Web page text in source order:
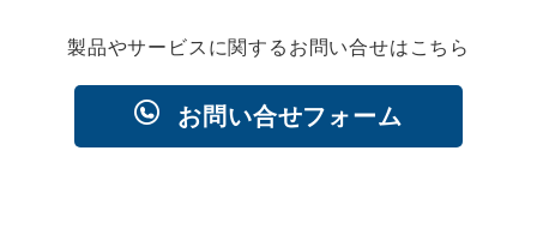
製品やサービスに関するお問い合せはこちら
お問い合せフォーム